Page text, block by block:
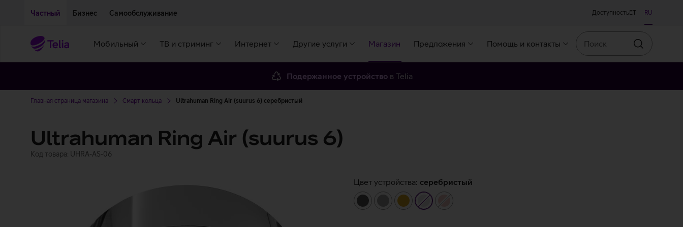
Частный Бизнес Самообслуживание Доступность ET RU
Мобильный ТВ и стриминг Интернет Другие услуги Магазин Предложения Помощь и контакты
Искать
Подержанное устройство в Telia
Главная страница магазина Смарт кольца Ultrahuman Ring Air (suurus 6) серебристый
Ultrahuman Ring Air (suurus 6)
Код товара: UHRA-AS-06
Цвет устройства: серебристый
темно- серый золотистый
серебристый
розово‑золотой